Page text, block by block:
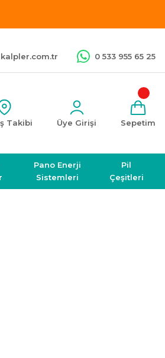
0 533 955 65 25
Takibi Üye Girişi Sepetim
Pano Enerji
Sistemleri
Pil
Çeşitleri